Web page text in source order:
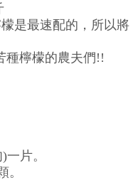
是最速配的，所以將
種檸檬的農夫們!!
片。
。